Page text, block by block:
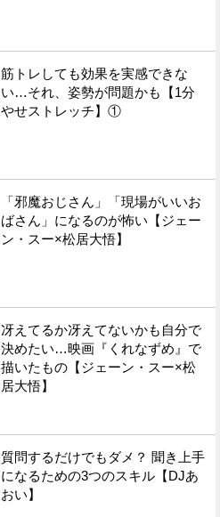
筋トレしても効果を実感できな
い…それ、姿勢が問題かも【1分
やせストレッチ】①
「邪魔おじさん」「現場がいいお
ばさん」になるのが怖い【ジェー
ン・スー×松居大悟】
冴えてるか冴えてないかも自分で
決めたい…映画『くれなずめ』で
描いたもの【ジェーン・スー×松
居大悟】
質問するだけでもダメ？ 聞き上手
になるための3つのスキル【DJあ
おい】